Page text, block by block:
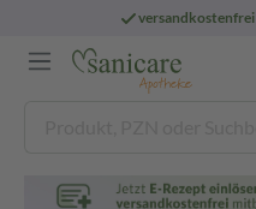
versandkostenfrei